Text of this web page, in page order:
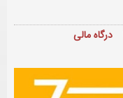
درگاه مالی